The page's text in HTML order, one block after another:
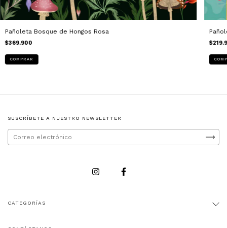
Pañoleta Bosque de Hongos Rosa
$369.900
SUSCRÍBETE A NUESTRO NEWSLETTER
CATEGORÍAS